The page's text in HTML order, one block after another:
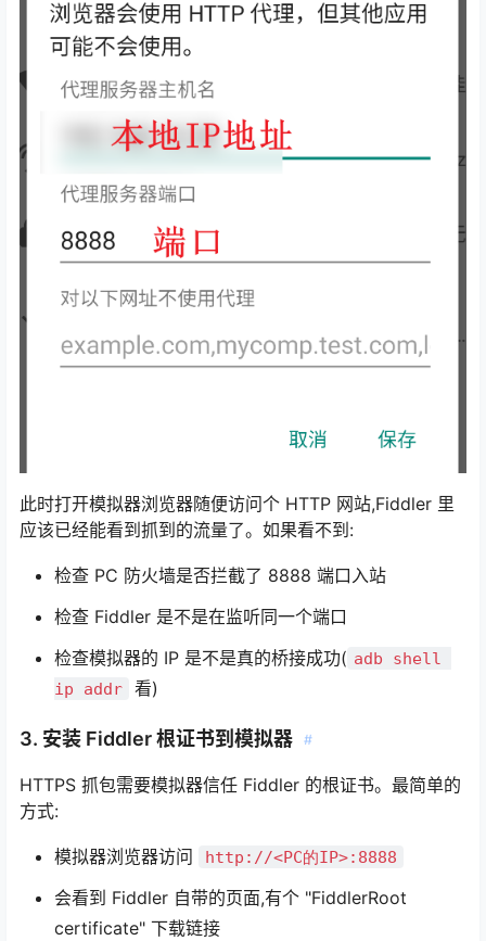
此时打开模拟器浏览器随便访问个 HTTP 网站,Fiddler 里
应该已经能看到抓到的流量了。如果看不到:
检查 PC 防火墙是否拦截了 8888 端口入站
检查 Fiddler 是不是在监听同一个端口
检查模拟器的 IP 是不是真的桥接成功( adb shell
ip addr
看)
3. 安装 Fiddler 根证书到模拟器 #
HTTPS 抓包需要模拟器信任 Fiddler 的根证书。最简单的
方式:
模拟器浏览器访问 http://<PC的IP>:8888
会看到 Fiddler 自带的页面,有个 "FiddlerRoot
certificate" 下载链接